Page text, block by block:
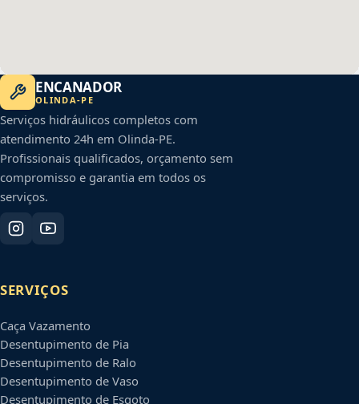
ENCANADOR
OLINDA-PE
Serviços hidráulicos completos com
atendimento 24h em Olinda-PE.
Profissionais qualificados, orçamento sem
compromisso e garantia em todos os
serviços.
SERVIÇOS
Caça Vazamento
Desentupimento de Pia
Desentupimento de Ralo
Desentupimento de Vaso
Desentupimento de Esgoto